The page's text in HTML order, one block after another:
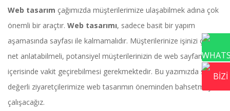
Web tasarım çağımızda müşterilerimize ulaşabilmek adına çok
önemli bir araçtır. Web tasarımı, sadece basit bir yapım
aşamasında sayfası ile kalmamalıdır. Müşterilerinize işinizi çok
net anlatabilmeli, potansiyel müşterilerinizin de web sayfanız
içerisinde vakit geçirebilmesi gerekmektedir. Bu yazımızda siz
değerli ziyaretçilerimize web tasarımın öneminden bahsetmeye
çalışacağız.